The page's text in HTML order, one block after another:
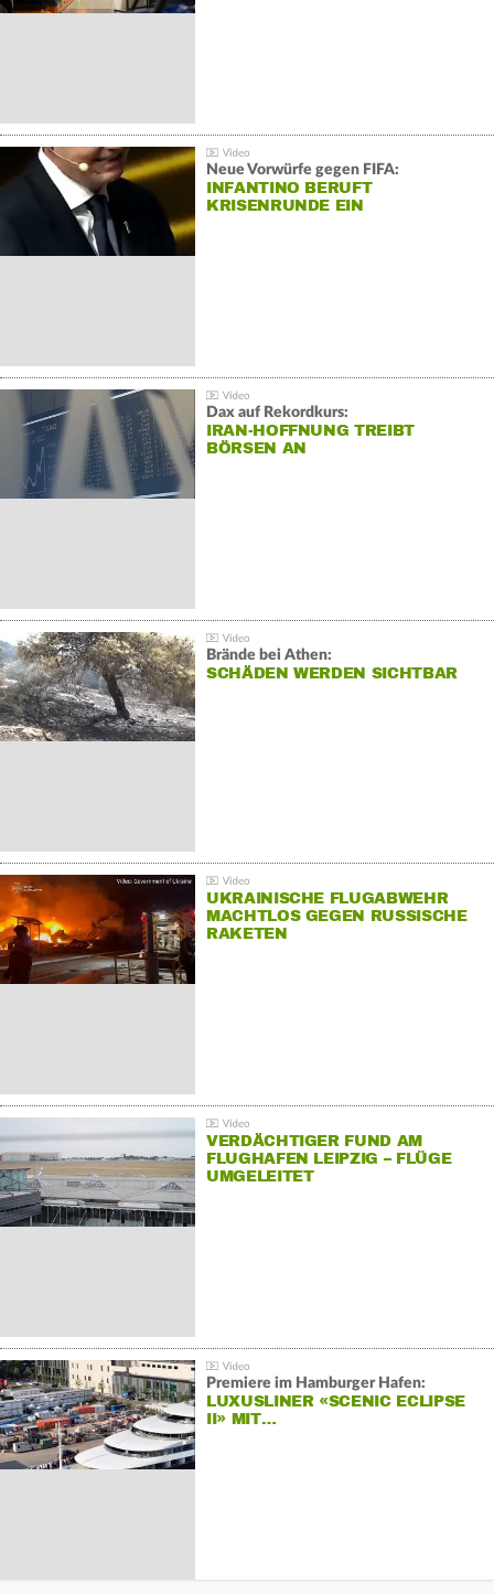
Neue Vorwürfe gegen FIFA:
INFANTINO BERUFT
KRISENRUNDE EIN
Dax auf Rekordkurs:
IRAN-HOFFNUNG TREIBT
BÖRSEN AN
Brände bei Athen:
SCHÄDEN WERDEN SICHTBAR
UKRAINISCHE FLUGABWEHR
MACHTLOS GEGEN RUSSISCHE
RAKETEN
VERDÄCHTIGER FUND AM
FLUGHAFEN LEIPZIG – FLÜGE
UMGELEITET
Premiere im Hamburger Hafen:
LUXUSLINER «SCENIC ECLIPSE
II» MIT…